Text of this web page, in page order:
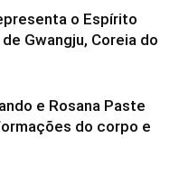
o Espírito
Gwangju, Coreia do
e Rosana Paste
do corpo e